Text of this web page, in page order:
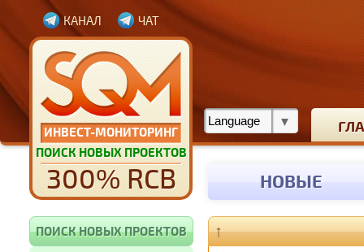
ИНВЕСТ-МОНИТОРИНГ
ПОИСК НОВЫХ ПРОЕКТОВ
300% RCB
КАНАЛ ЧАТ
НОВЫЕ
ПОИСК НОВЫХ ПРОЕКТОВ ↑